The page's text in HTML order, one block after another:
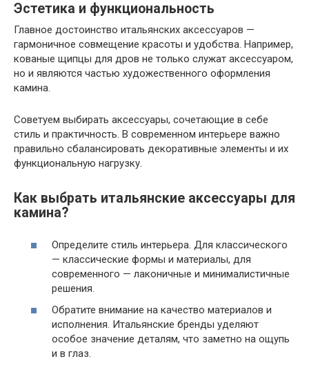
Эстетика и функциональность
Главное достоинство итальянских аксессуаров —
гармоничное совмещение красоты и удобства. Например,
кованые щипцы для дров не только служат аксессуаром,
но и являются частью художественного оформления
камина.
Советуем выбирать аксессуары, сочетающие в себе
стиль и практичность. В современном интерьере важно
правильно сбалансировать декоративные элементы и их
функциональную нагрузку.
Как выбрать итальянские аксессуары для
камина?
Определите стиль интерьера. Для классического
— классические формы и материалы, для
современного — лаконичные и минималистичные
решения.
Обратите внимание на качество материалов и
исполнения. Итальянские бренды уделяют
особое значение деталям, что заметно на ощупь
и в глаз.